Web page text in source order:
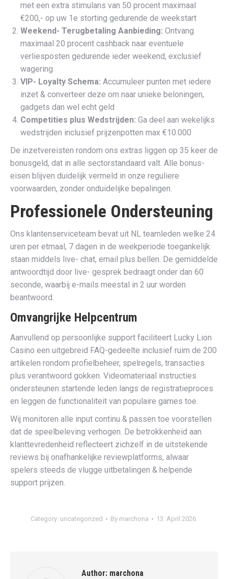
met een extra stimulans van 50 procent maximaal
€200,- op uw 1e storting gedurende de weekstart
Weekend- Terugbetaling Aanbieding: Ontvang
maximaal 20 procent cashback naar eventuele
verliesposten gedurende ieder weekend, exclusief
wagering
VIP- Loyalty Schema: Accumuleer punten met iedere
inzet & converteer deze om naar unieke beloningen,
gadgets dan wel echt geld
Competities plus Wedstrijden: Ga deel aan wekelijks
wedstrijden inclusief prijzenpotten max €10.000
De inzetvereisten rondom ons extras liggen op 35 keer de
bonusgeld, dat in alle sectorstandaard valt. Alle bonus-
eisen blijven duidelijk vermeld in onze reguliere
voorwaarden, zonder onduidelijke bepalingen.
Professionele Ondersteuning
Ons klantenserviceteam bevat uit NL teamleden welke 24
uren per etmaal, 7 dagen in de weekperiode toegankelijk
staan middels live- chat, email plus bellen. De gemiddelde
antwoordtijd door live- gesprek bedraagt onder dan 60
seconde, waarbij e-mails meestal in 2 uur worden
beantwoord.
Omvangrijke Helpcentrum
Aanvullend op persoonlijke support faciliteert Lucky Lion
Casino een uitgebreid FAQ-gedeelte inclusief ruim de 200
artikelen rondom profielbeheer, spelregels, transacties
plus verantwoord gokken. Videomateriaal instructies
ondersteunen startende leden langs de registratieproces
en leggen de functionaliteit van populaire games toe.
Wij monitoren alle input continu & passen toe voorstellen
dat de speelbeleving verhogen. De betrokkenheid aan
klanttevredenheid reflecteert zichzelf in de uitstekende
reviews bij onafhankelijke reviewplatforms, alwaar
spelers steeds de vlugge uitbetalingen & helpende
support prijzen.
Category: uncategorized By marchona 13. April 2026.
Author: marchona